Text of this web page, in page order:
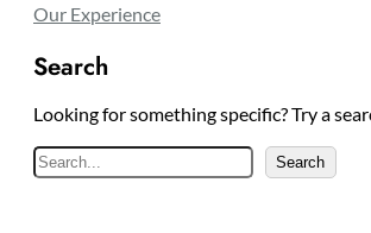
Our Experience
Search
Looking for something specific? Try a
S
e
Search